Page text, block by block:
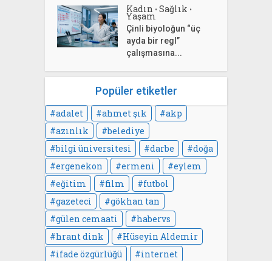
Kadın • Sağlık •
Yaşam
Çinli biyoloğun “üç
ayda bir regl”
çalışmasına...
Popüler etiketler
adalet ahmet şık
akp
azınlık
belediye
bilgi üniversitesi
darbe
doğa
ergenekon
ermeni
eylem
eğitim
film
futbol
gazeteci
gökhan tan
gülen cemaati
habervs
hrant dink
Hüseyin Aldemir
ifade özgürlüğü
internet